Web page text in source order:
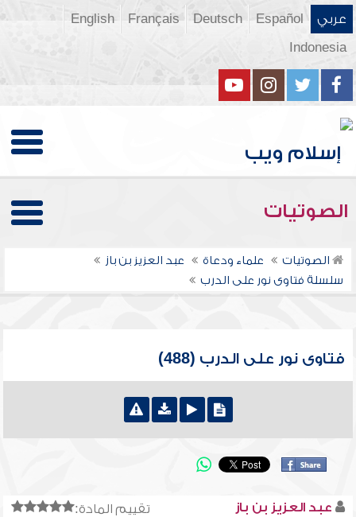
عربي Español
Deutsch
Français
English
Indonesia
الصوتيات
الصوتيات علماء ودعاة
عبد العزيز بن باز
سلسلة فتاوى نور على الدرب
فتاوى نور على الدرب (488)
تقييم المادة: عبد العزيز بن باز